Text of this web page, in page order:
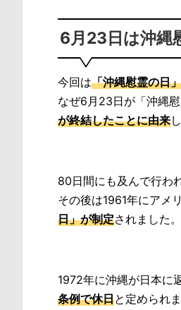
6月23日は沖縄
今回は「沖縄慰霊の日」
なぜ6月23日が「沖縄
が終結したことに由来
80日間にも及んで行わ
その後は1961年にアメ
日」が制定されました。
1972年に沖縄が日本に
条例で休日と定められま